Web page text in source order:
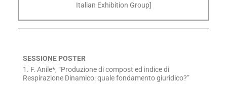
Italian Exhibition Group]
SESSIONE POSTER
1. F. Anile*, “Produzione di compost ed indice di
Respirazione Dinamico: quale fondamento giuridico?”